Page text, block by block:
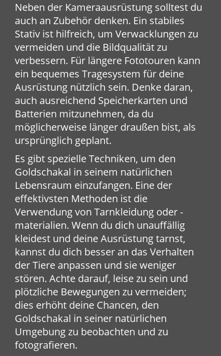
Neben der Kameraausrüstung solltest du
auch an Zubehör denken. Ein stabiles
Stativ ist hilfreich, um Verwacklungen zu
vermeiden und die Bildqualität zu
verbessern. Für längere Fototouren kann
ein bequemes Tragesystem für deine
Ausrüstung nützlich sein. Denke daran,
auch ausreichend Speicherkarten und
Batterien mitzunehmen, da du
möglicherweise länger draußen bist, als
ursprünglich geplant.
Es gibt spezielle Techniken, um den
Goldschakal in seinem natürlichen
Lebensraum einzufangen. Eine der
effektivsten Methoden ist die
Verwendung von Tarnkleidung oder -
materialien. Wenn du dich unauffällig
kleidest und deine Ausrüstung tarnst,
kannst du dich besser an das Verhalten
der Tiere anpassen und sie weniger
stören. Achte darauf, leise zu sein und
plötzliche Bewegungen zu vermeiden;
dies erhöht deine Chancen, den
Goldschakal in seiner natürlichen
Umgebung zu beobachten und zu
fotografieren.